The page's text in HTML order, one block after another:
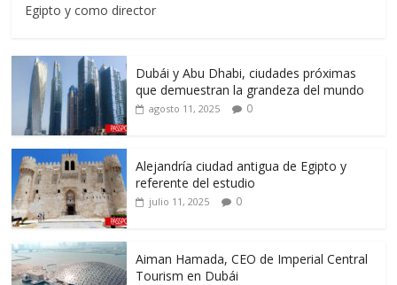
Egipto y como director
Dubái y Abu Dhabi, ciudades próximas
que demuestran la grandeza del mundo
agosto 11, 2025 0
Alejandría ciudad antigua de Egipto y
referente del estudio
julio 11, 2025 0
Aiman Hamada, CEO de Imperial Central
Tourism en Dubái